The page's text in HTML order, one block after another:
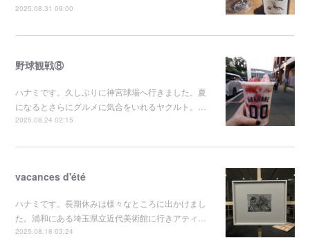
2025.08.31 09:00
野球観戦⑧
ハナミです。久しぶりに神宮球場へ行きました。夏
になるとさらにグルメに気合をいれるヤクルト。…
2025.08.24 02:15
vacances d'été
ハナミです。長期休みは様々なところに出かけまし
た。浦和にある埼玉県立近代美術館に行きアティ…
2025.08.18 03:24